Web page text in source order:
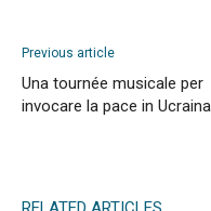
Previous article
Una tournée musicale per
invocare la pace in Ucraina